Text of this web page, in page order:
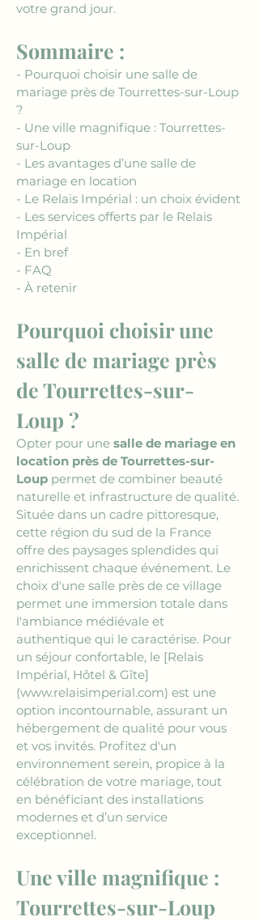
votre grand jour.
Sommaire :
- Pourquoi choisir une salle de
mariage près de Tourrettes-sur-Loup
?
- Une ville magnifique : Tourrettes-
sur-Loup
- Les avantages d’une salle de
mariage en location
- Le Relais Impérial : un choix évident
- Les services offerts par le Relais
Impérial
- En bref
- FAQ
- À retenir
Pourquoi choisir une
salle de mariage près
de Tourrettes-sur-
Loup ?
Opter pour une salle de mariage en
location près de Tourrettes-sur-
Loup permet de combiner beauté
naturelle et infrastructure de qualité.
Située dans un cadre pittoresque,
cette région du sud de la France
offre des paysages splendides qui
enrichissent chaque événement. Le
choix d'une salle près de ce village
permet une immersion totale dans
l'ambiance médiévale et
authentique qui le caractérise. Pour
un séjour confortable, le [Relais
Impérial, Hôtel & Gîte]
(www.relaisimperial.com) est une
option incontournable, assurant un
hébergement de qualité pour vous
et vos invités. Profitez d'un
environnement serein, propice à la
célébration de votre mariage, tout
en bénéficiant des installations
modernes et d’un service
exceptionnel.
Une ville magnifique :
Tourrettes-sur-Loup